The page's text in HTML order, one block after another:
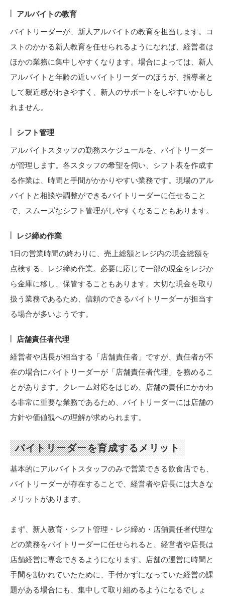
アルバイトの教育
バイトリーダーが、新人アルバイトの教育を担当します。コ
ストのかかる新人教育を任せられるようになれば、経営者は
ほかの業務に集中しやすくなります。場合によっては、新人
アルバイトと年齢の近いバイトリーダーのほうが、指導者と
して親近感がわきやすく、新人のサポートをしやすいかもし
れません。
シフト管理
アルバイトスタッフの勤務スケジュールを、バイトリーダー
が管理します。各スタッフの希望を伺い、シフト表を作成す
る作業は、時間と手間がかかりやすい業務です。現場のアル
バイトと相談や調整ができるバイトリーダーに任せること
で、スムーズなシフト管理がしやすくなることもあります。
レジ締め作業
1日の営業時間の終わりに、売上総額とレジ内の現金総額を
点検する、レジ締め作業。必要に応じて一部の現金をレジか
ら金庫に移し、保管することもあります。大切な現金を取り
扱う業務であるため、信頼のできるバイトリーダーが担当す
る場合が多いようです。
店舗責任者代理
経営者や店長が相当する「店舗責任者」ですが、責任者が不
在の場合にバイトリーダーが「店舗責任者代理」を務めるこ
とがあります。クレーム対応をはじめ、店舗の責任にかかわ
る非常に重要な業務であるため、バイトリーダーには店舗の
方針や価値観への理解が求められます。
バイトリーダーを育成するメリット
基本的にアルバイトスタッフのみで営業できる飲食店でも、
バイトリーダーが存在することで、経営者や店長には大きな
メリットがあります。
まず、新人教育・シフト管理・レジ締め・店舗責任者代理な
どの業務をバイトリーダーに任せられると、経営者や店長は
店舗経営に専念できるようになります。店舗の運営に時間と
手間を割かれていたために、手付かずになっていた経営の課
題がある場合にも、集中して取り組めるようになるでしょ